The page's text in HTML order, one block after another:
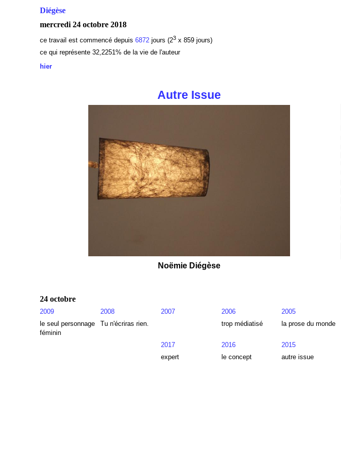
Diégèse
mercredi 24 octobre 2018
ce travail est commencé depuis 6872jours (23x 859 jours)
ce qui représente 32,2251% de la vie de l'auteur
hier
Autre Issue
Noëmie Diégèse
24 octobre
2009 2008 2007 2006 2005
le seul personnage
féminin
Tu n'écriras rien. trop médiatisé la prose du monde
2017
2016 2015
expert
le concept autre issue